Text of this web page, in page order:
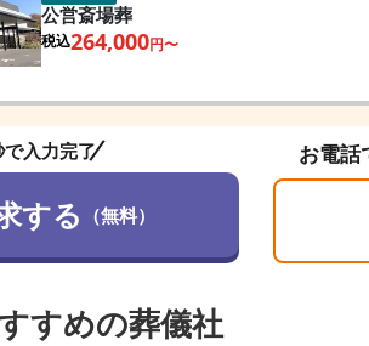
公営斎場葬
税込264,000円〜
入力完了
する （無料）
お電話
すめの葬儀社